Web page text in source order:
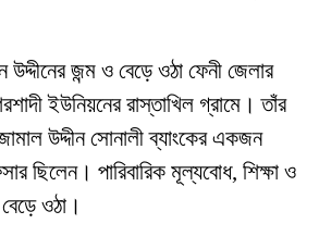
জন্ম ও বেড়ে ওঠা ফেনী জেলার
ইউনিয়নের রাস্তাখিল গ্রামে। তাঁর
উদ্দীন সোনালী ব্যাংকের একজন
ছিলেন। পারিবারিক মূল্যবোধ, শিক্ষা ও
ওঠা।